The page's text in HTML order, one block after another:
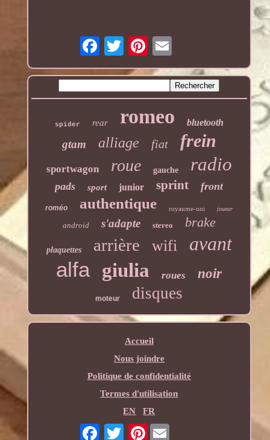
spider rear romeo bluetooth
gtam alliage fiat frein
sportwagon roue gauche radio
pads sport junior sprint front
roméo authentique royaume-uni joueur
android s'adapte stereo brake
plaquettes arrière wifi avant
alfa giulia roues noir
moteur disques
Accueil
Nous joindre
Politique de confidentialité
Termes d'utilisation
EN
FR
Pinterest